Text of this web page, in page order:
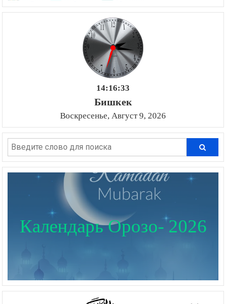
14:16:34
Бишкек
Воскресенье, Август 9, 2026
Календарь Орозо- 2026